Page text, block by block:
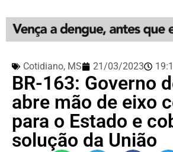
Cotidiano, MS 21/03/2023
BR-163: Governo
abre mão de eixo
para o Estado e
solução da União